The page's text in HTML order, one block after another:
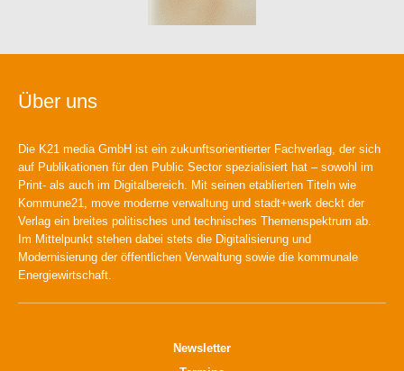
Über uns
Die K21 media GmbH ist ein zukunftsorientierter Fachverlag, der sich
auf Publikationen für den Public Sector spezialisiert hat – sowohl im
Print- als auch im Digitalbereich. Mit seinen etablierten Titeln wie
Kommune21, move moderne verwaltung und stadt+werk deckt der
Verlag ein breites politisches und technisches Themenspektrum ab.
Im Mittelpunkt stehen dabei stets die Digitalisierung und
Modernisierung der öffentlichen Verwaltung sowie die kommunale
Energiewirtschaft.
Newsletter